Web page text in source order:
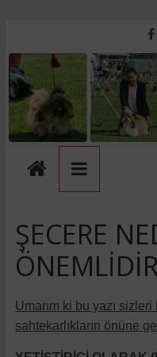
content
Touche
Kennel
ŞECERE
Umarım ki bu yazı
sahtekarlıkların önüne